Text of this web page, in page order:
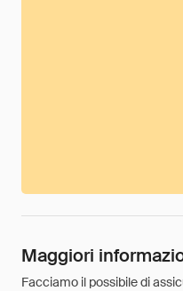
Maggiori
Facciamo il possibile di